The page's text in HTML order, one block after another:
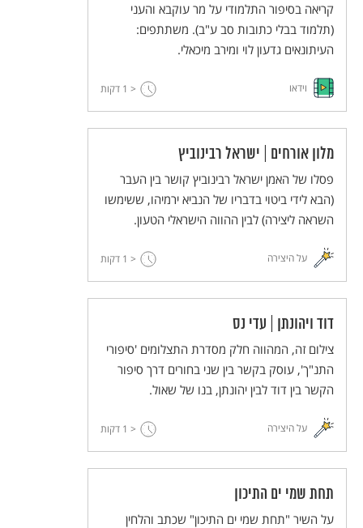
קריאה בסיפור התלמודי על מר עוקבא והעני
(תלמוד בבלי כתובות סב ע"ב). משתתפים:
העיתונאים גדעון לוי ומירב מיכאלי.
וידאו < 1 דקות
מלון אורחים | ישראל רבינוביץ
פסלו של האמן ישראל רבינוביץ קושר בין העבר
(הבא לידי ביטוי בדבריו של הנביא ירמיהו, ששימשו
השראה ליצירה) לבין ההווה הישראלי הטעון.
על היצירה < 1 דקות
דוד ויהונתן | עדי נס
צילום זה, המהווה חלק מסדרת התצלומים 'סיפורי
התנ"ך', עוסק בקשר בין שני בחורים דרך סיפור
הקשר בין דוד לבין יהונתן, בנו של שאול.
על היצירה < 1 דקות
תחת שמי ים התיכון
על השיר "תחת שמי ים התיכון" שכתב והלחין